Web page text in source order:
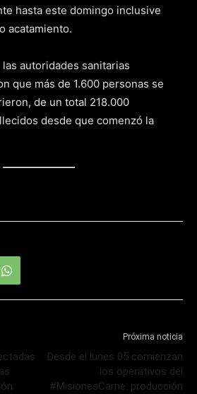
hasta este domingo inclusive
acatamiento.
autoridades sanitarias
que más de 1.600 personas se
de un total 218.000
desde que comenzó la
Próxima noticia
Desde el lunes 05 comienzan
los operativos del
#MisionesCarne: producción